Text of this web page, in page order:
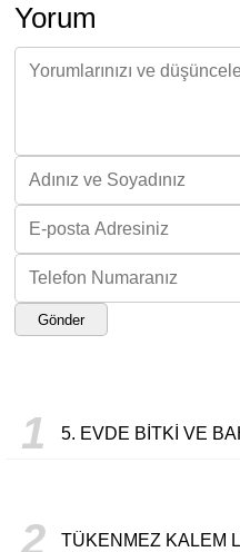
Yorum
Gönder
1 5. EVDE BITKI VE
2 TÜKENMEZ KALEM